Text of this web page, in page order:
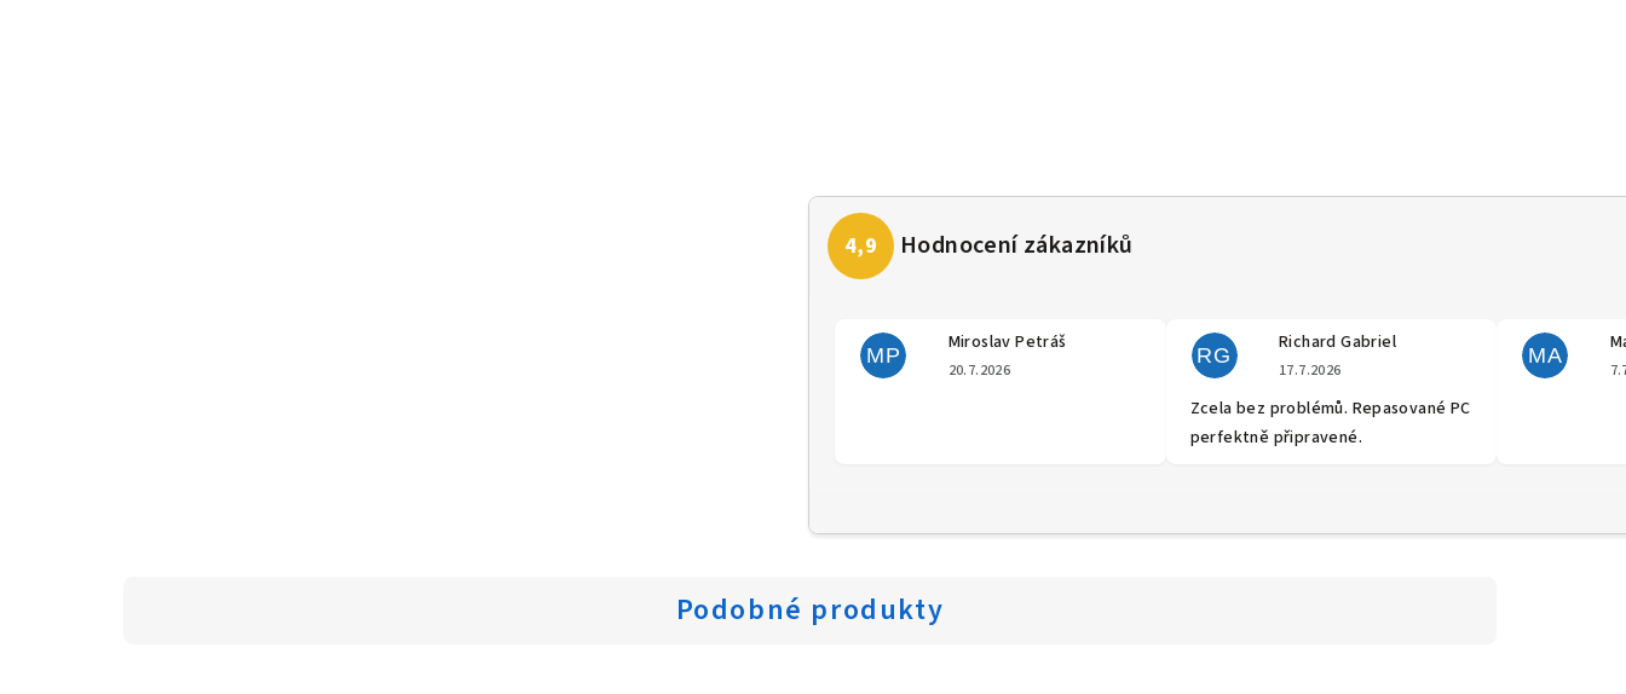
MP
Miroslav Petráš
Hodnocení obchodu je 5 z 5 hvězdiček.
20.7.2026
RG
Richard Gabriel
Hodnocení obchodu je 5 z 5
17.7.2026
Zcela bez problémů. Repasované PC
perfektně připravené.
MA
Podobné produkty